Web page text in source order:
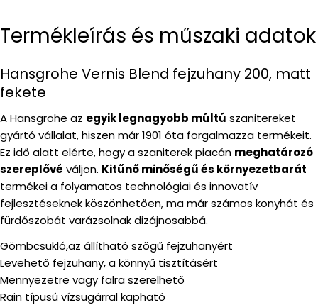
Termékleírás és műszaki adatok
Hansgrohe Vernis Blend fejzuhany 200, matt
fekete
A Hansgrohe az egyik legnagyobb múltú szanitereket
gyártó vállalat, hiszen már 1901 óta forgalmazza termékeit.
Ez idő alatt elérte, hogy a szaniterek piacán meghatározó
szereplővé váljon. Kitűnő minőségű és környezetbarát
termékei a folyamatos technológiai és innovatív
fejlesztéseknek köszönhetően, ma már számos konyhát és
fürdőszobát varázsolnak dizájnosabbá.
Gömbcsukló,az állítható szögű fejzuhanyért
Levehető fejzuhany, a könnyű tisztításért
Mennyezetre vagy falra szerelhető
Rain típusú vízsugárral kapható